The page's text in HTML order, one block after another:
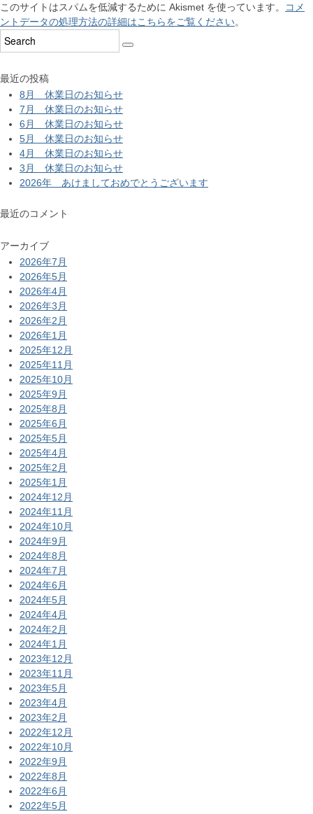
このサイトはスパムを低減するために Akismet を使っています。
コメ
ントデータの処理方法の詳細はこちらをご覧ください。
最近の投稿
8月 休業日のお知らせ
7月 休業日のお知らせ
6月 休業日のお知らせ
5月 休業日のお知らせ
4月 休業日のお知らせ
3月 休業日のお知らせ
2026年 あけましておめでとうございます
最近のコメント
アーカイブ
2026年7月
2026年5月
2026年4月
2026年3月
2026年2月
2026年1月
2025年12月
2025年11月
2025年10月
2025年9月
2025年8月
2025年6月
2025年5月
2025年4月
2025年2月
2025年1月
2024年12月
2024年11月
2024年10月
2024年9月
2024年8月
2024年7月
2024年6月
2024年5月
2024年4月
2024年2月
2024年1月
2023年12月
2023年11月
2023年5月
2023年4月
2023年2月
2022年12月
2022年10月
2022年9月
2022年8月
2022年6月
2022年5月